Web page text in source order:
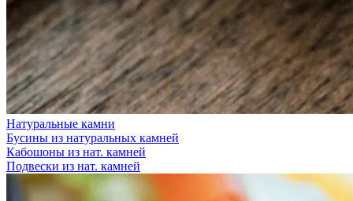
Натуральные камни
Бусины из натуральных камней
Кабошоны из нат. камней
Подвески из нат. камней